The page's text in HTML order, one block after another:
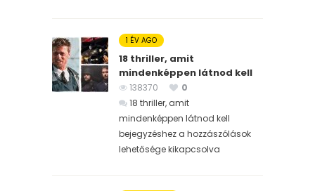
1 ÉV AGO
18 thriller, amit
mindenképpen látnod kell
138370
0
18 thriller, amit
mindenképpen látnod kell
bejegyzéshez a hozzászólások
lehetősége kikapcsolva